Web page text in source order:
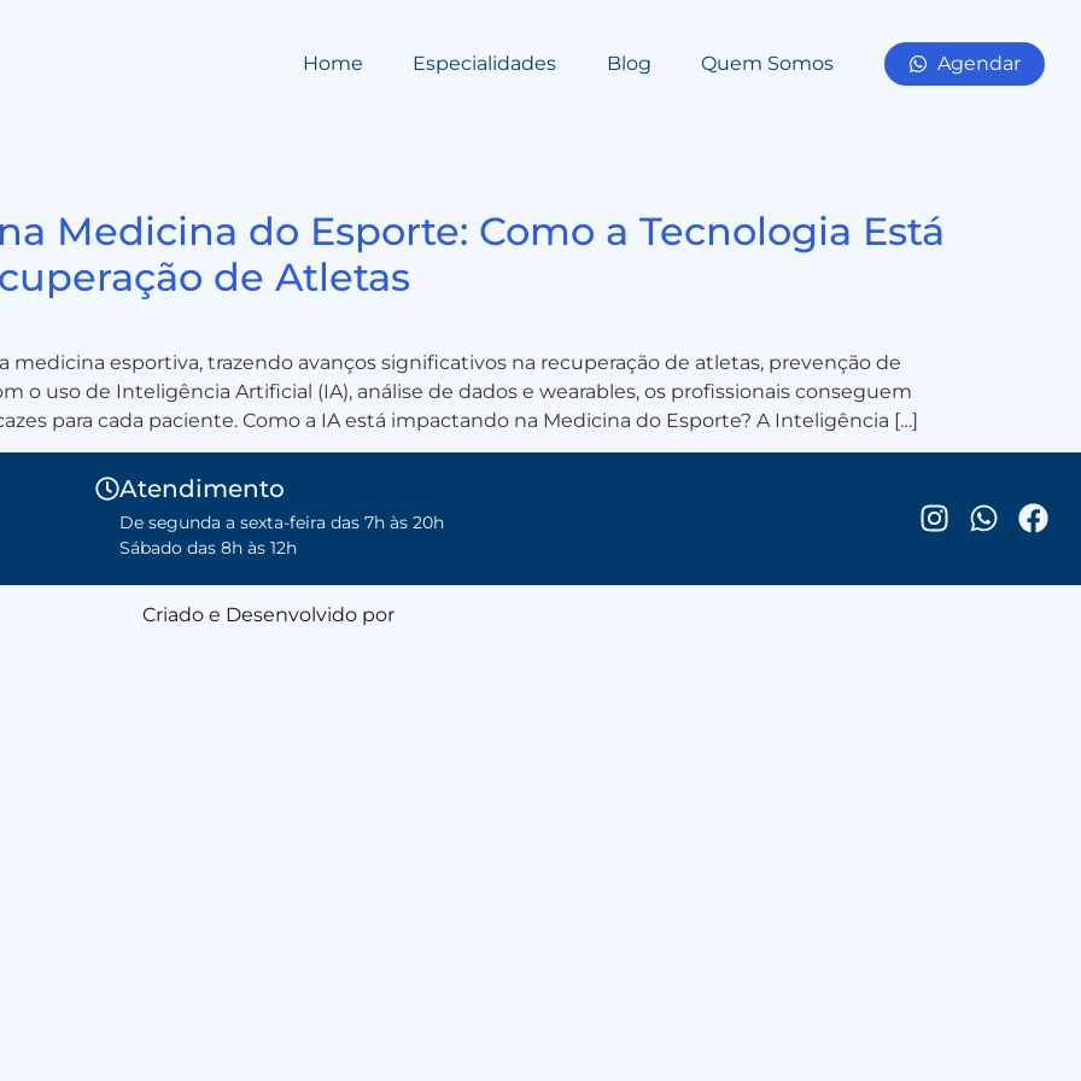
Home Especialidades Blog Quem Somos Agendar
Medicina do Esporte: Como a Tecnologia Está
de Atletas
medicina esportiva, trazendo avanços significativos na recuperação de atletas, prevenção de
o uso de Inteligência Artificial (IA), análise de dados e wearables, os profissionais conseguem
para cada paciente. Como a IA está impactando na Medicina do Esporte? A Inteligência […]
Atendimento
De segunda a sexta-feira das 7h às 20h
Sábado das 8h às 12h
Criado e Desenvolvido por